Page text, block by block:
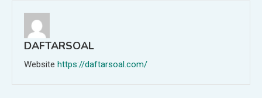
DAFTARSOAL
Website https://daftarsoal.com/